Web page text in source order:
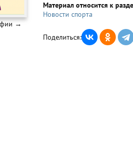
Материал относится к
Новости спорта
Поделиться:
→